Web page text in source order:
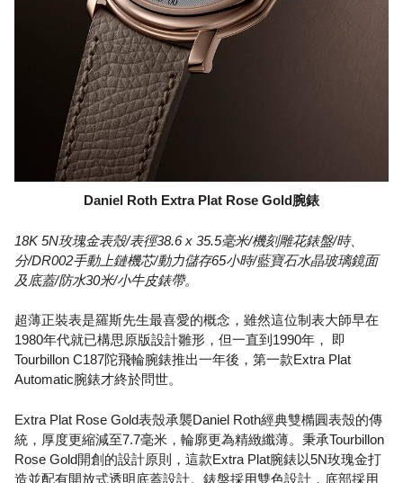
Daniel Roth Extra Plat Rose Gold腕錶
18K 5N玫瑰金表殼/表徑38.6 x 35.5毫米/機刻雕花錶盤/時、
分/DR002手動上鏈機芯/動力儲存65小時/藍寶石水晶玻璃鏡面
及底蓋/防水30米/小牛皮錶帶。
超薄正裝表是羅斯先生最喜愛的概念，雖然這位制表大師早在
1980年代就已構思原版設計雛形，但一直到1990年， 即
Tourbillon C187陀飛輪腕錶推出一年後，第一款Extra Plat
Automatic腕錶才終於問世。
Extra Plat Rose Gold表殼承襲Daniel Roth經典雙橢圓表殼的傳
統，厚度更縮減至7.7毫米，輪廓更為精緻纖薄。秉承Tourbillon
Rose Gold開創的設計原則，這款Extra Plat腕錶以5N玫瑰金打
造並配有開放式透明底蓋設計。錶盤採用雙色設計，底部採用